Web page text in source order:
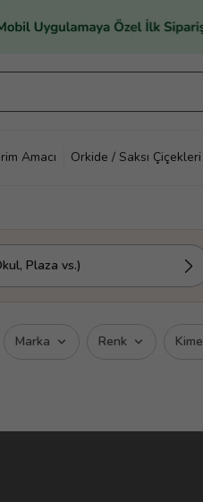
Amacı Orkide / Saksı Çiçekleri
Plaza vs.)
Marka Renk Kime